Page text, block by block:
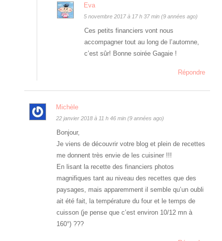
Eva
5 novembre 2017 à 17 h 37 min (9 années ago)
Ces petits financiers vont nous
accompagner tout au long de l’automne,
c’est sûr! Bonne soirée Gagaie !
Répondre
Michèle
22 janvier 2018 à 11 h 46 min (9 années ago)
Bonjour,
Je viens de découvrir votre blog et plein de recettes
me donnent très envie de les cuisiner !!!
En lisant la recette des financiers photos
magnifiques tant au niveau des recettes que des
paysages, mais apparemment il semble qu’un oubli
ait été fait, la température du four et le temps de
cuisson (je pense que c’est environ 10/12 mn à
160°) ???